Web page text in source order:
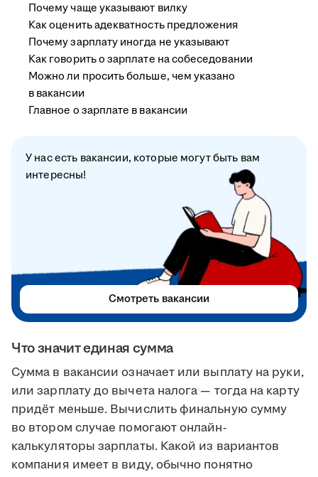
Что значит единая сумма
Сумма в вакансии означает или выплату на руки,
или зарплату до вычета налога — тогда на карту
придёт меньше. Вычислить финальную сумму
во втором случае помогают онлайн-
калькуляторы зарплаты. Какой из вариантов
компания имеет в виду, обычно понятно
Почему чаще указывают вилку
Как оценить адекватность предложения
Почему зарплату иногда не указывают
Как говорить о зарплате на собеседовании
Можно ли просить больше, чем указано
в вакансии
Главное о зарплате в вакансии
У нас есть вакансии, которые могут быть вам
интересны!
Смотреть вакансии